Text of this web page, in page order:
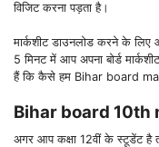
विजिट करना पड़ता है।
मार्कशीट डाउनलोड करने के
5 मिनट में आप अपना बोर्ड
हैं कि कैसे हम Bihar board
Bihar board 10th
अगर आप कक्षा 12वीं के स्टूडेंट है